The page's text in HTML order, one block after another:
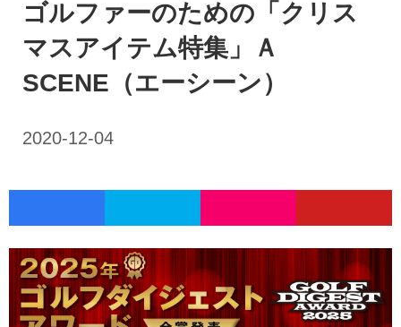
ゴルファーのための「クリス
マスアイテム特集」Ａ
SCENE（エーシーン）